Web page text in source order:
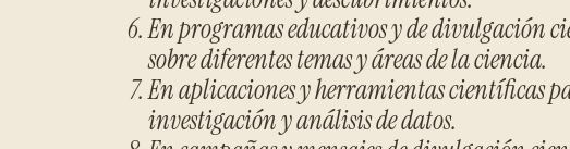
En programas educativos y de divulgación
sobre diferentes temas y áreas de la ciencia.
En aplicaciones y herramientas científicas
investigación y análisis de datos.